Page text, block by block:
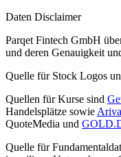
Daten Disclaimer
Parqet Fintech GmbH
und deren Genauigkeit
Quelle für Stock Logos
Quellen für Kurse sind
Handelsplätze sowie
QuoteMedia und
Quelle für